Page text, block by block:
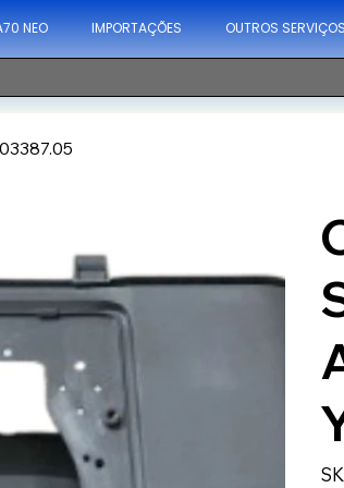
NEO IMPORTAÇÕES OUTROS SERVIÇOS